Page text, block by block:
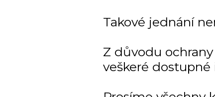
Takové jednání
Z důvodu
veškeré dostupné